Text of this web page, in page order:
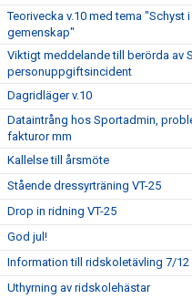
Teorivecka v.10 med tema "Schyst
gemenskap"
Viktigt meddelande till berörda av
personuppgiftsincident
Dagridläger v.10
Dataintrång hos Sportadmin,
fakturor mm
Kallelse till årsmöte
Stående dressyrträning VT-25
Drop in ridning VT-25
God jul!
Information till ridskoletävling 7/12
Uthyrning av ridskolehästar